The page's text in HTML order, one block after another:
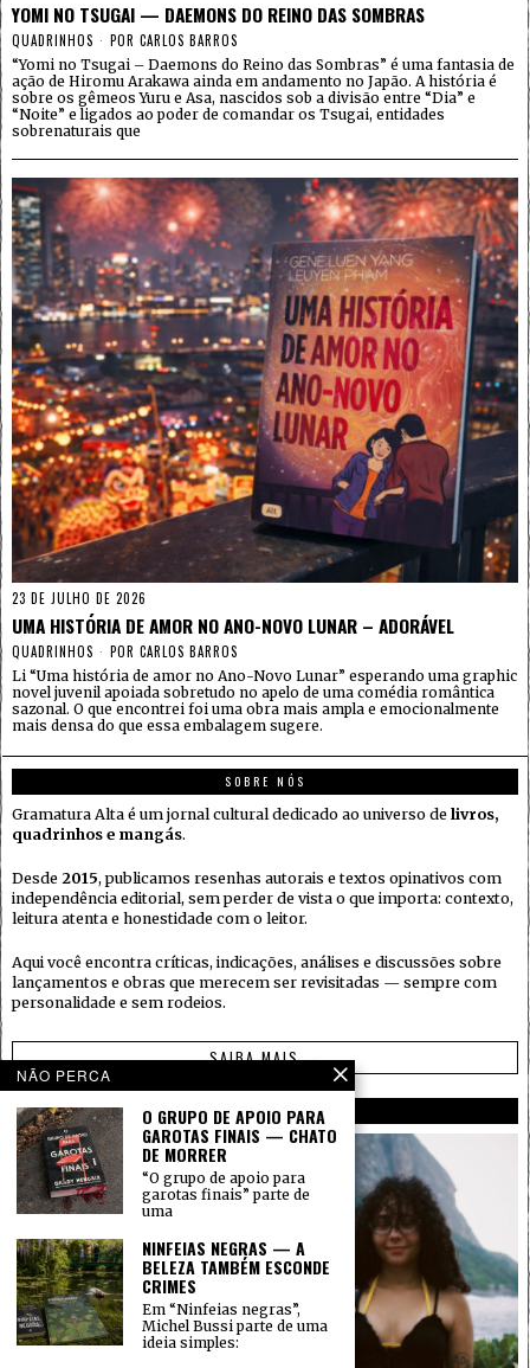
YOMI NO TSUGAI — DAEMONS DO REINO DAS SOMBRAS
QUADRINHOS POR CARLOS BARROS
“Yomi no Tsugai – Daemons do Reino das Sombras” é uma fantasia de
ação de Hiromu Arakawa ainda em andamento no Japão. A história é
sobre os gêmeos Yuru e Asa, nascidos sob a divisão entre “Dia” e
“Noite” e ligados ao poder de comandar os Tsugai, entidades
sobrenaturais que
23 DE JULHO DE 2026
UMA HISTÓRIA DE AMOR NO ANO-NOVO LUNAR – ADORÁVEL
QUADRINHOS POR CARLOS BARROS
Li “Uma história de amor no Ano-Novo Lunar” esperando uma graphic
novel juvenil apoiada sobretudo no apelo de uma comédia romântica
sazonal. O que encontrei foi uma obra mais ampla e emocionalmente
mais densa do que essa embalagem sugere.
SOBRE NÓS
Gramatura Alta é um jornal cultural dedicado ao universo de livros,
quadrinhos e mangás.
Desde 2015, publicamos resenhas autorais e textos opinativos com
independência editorial, sem perder de vista o que importa: contexto,
leitura atenta e honestidade com o leitor.
Aqui você encontra críticas, indicações, análises e discussões sobre
lançamentos e obras que merecem ser revisitadas — sempre com
personalidade e sem rodeios.
SAIBA MAIS →
AUTORES
NÃO PERCA
O GRUPO DE APOIO PARA
GAROTAS FINAIS — CHATO
DE MORRER
“O grupo de apoio para
garotas finais” parte de
uma
NINFEIAS NEGRAS — A
BELEZA TAMBÉM ESCONDE
CRIMES
Em “Ninfeias negras”,
Michel Bussi parte de uma
ideia simples: